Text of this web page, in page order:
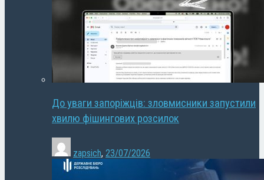
До уваги запоріжців: зловмисники запустили
хвилю фішингових розсилок
zapsich, 23/07/2026